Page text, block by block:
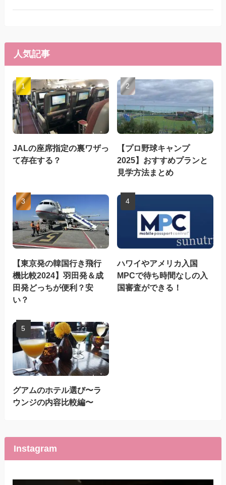
人気記事
JALの座席指定の裏ワザっ
て存在する？
【プロ野球キャンプ
2025】おすすめプランと
見学方法まとめ
【東京発の韓国行き飛行
機比較2024】羽田発＆成
田発どっちが便利？安
い？
ハワイやアメリカ入国
MPCで待ち時間なしの入
国審査ができる！
グアムのホテル選び〜ラ
ウンジの内容比較編〜
Instagram